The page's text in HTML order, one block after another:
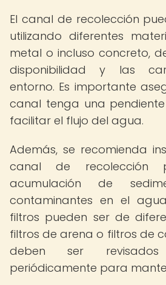
El canal de recolección
utilizando diferentes
metal o incluso concreto,
disponibilidad y las
entorno. Es importante
canal tenga una
facilitar el flujo del agua.
Además, se recomienda
canal de recolección
acumulación de
contaminantes en el
filtros pueden ser de
filtros de arena o filtros de
deben ser
periódicamente para